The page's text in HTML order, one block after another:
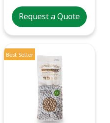
Request a Quote
Best Seller